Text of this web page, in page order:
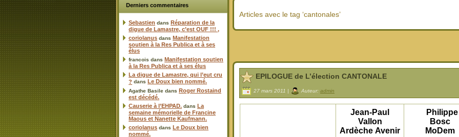
Derniers commentaires
Sebastien dans Réparation de la
digue de Lamastre, c’est OUF !!! ,
coriolanus dans Manifestation
soutien à la Res Publica et à ses
élus
francois dans Manifestation soutien
à la Res Publica et à ses élus
La digue de Lamastre, qui l’eut cru
? dans Le Doux bien nommé.
Agathe Basile dans Roger Rostaind
est décédé.
Causerie à l’EHPAD. dans La
semaine mémorielle de Francine
Maous et Nanette Kaufmann.
coriolanus dans Le Doux bien
nommé.
Articles avec le tag ‘cantonales’
EPILOGUE de L’élection CANTONALE
27 mars 2011 | Auteur: admin
Jean-Paul
Vallon
Ardèche Avenir
Bosc
MoDem